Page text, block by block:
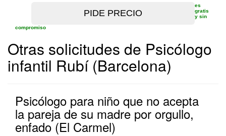
es
gratis
y sin
compromiso
Otras solicitudes de Psicólogo
infantil Rubí (Barcelona)
Psicólogo para niño que no acepta
la pareja de su madre por orgullo,
enfado (El Carmel)